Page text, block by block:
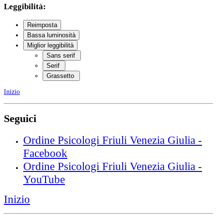
Leggibilità:
Reimposta
Bassa luminosità
Miglior leggibilità
Sans serif
Serif
Grassetto
Inizio
Seguici
Ordine Psicologi Friuli Venezia Giulia -
Facebook
Ordine Psicologi Friuli Venezia Giulia -
YouTube
Inizio